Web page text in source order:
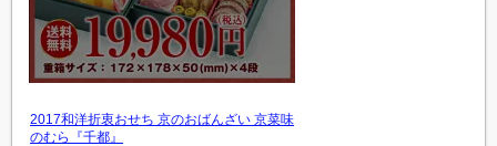
2017和洋折衷おせち 京のおばんざい 京菜味
のむら『千都』